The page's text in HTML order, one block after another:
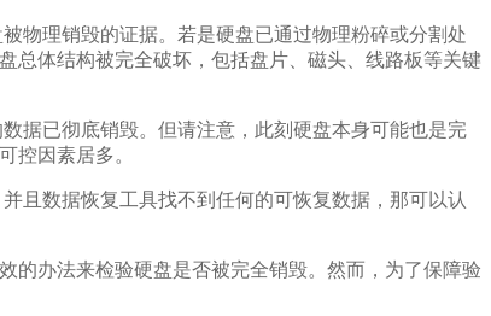
物理销毁的证据。若是硬盘已通过物理粉碎或分割处
总体结构被完全破坏，包括盘片、磁头、线路板等关键
据已彻底销毁。但请注意，此刻硬盘本身可能也是完
控因素居多。
且数据恢复工具找不到任何的可恢复数据，那可以认
的办法来检验硬盘是否被完全销毁。然而，为了保障验